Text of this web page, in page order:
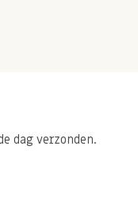
dag verzonden.